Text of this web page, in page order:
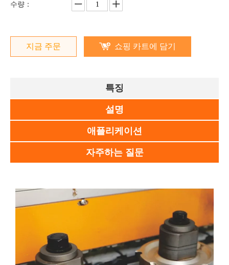
수량：
지금 주문 쇼핑 카트에 담기
특징
설명
애플리케이션
자주하는 질문